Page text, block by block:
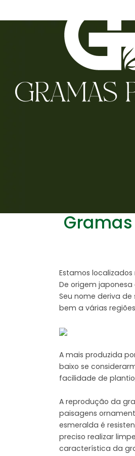
Estamos
De origem
Seu nome deriva
bem a várias
A mais produzida
baixo se
facilidade de
A reprodução da
paisagens
esmeralda é
preciso realizar
característica da